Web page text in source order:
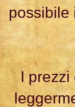
possibile
I prezzi